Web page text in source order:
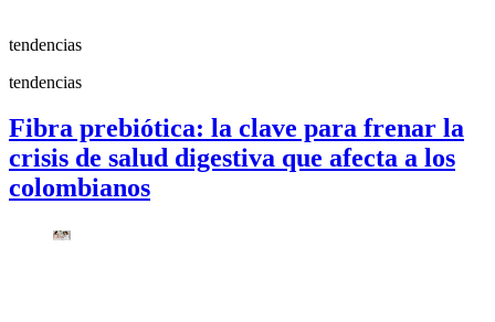
tendencias
tendencias
Fibra prebiótica: la clave para frenar la
crisis de salud digestiva que afecta a los
colombianos